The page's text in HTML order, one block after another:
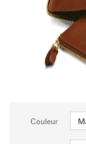
Couleur